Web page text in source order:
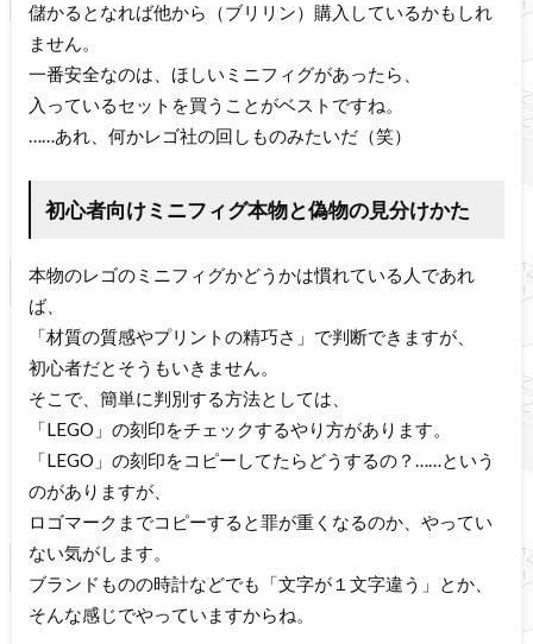
儲かるとなれば他から（ブリリン）購入しているかもしれ
ません。
一番安全なのは、ほしいミニフィグがあったら、
入っているセットを買うことがベストですね。
……あれ、何かレゴ社の回しものみたいだ（笑）
初心者向けミニフィグ本物と偽物の見分けかた
本物のレゴのミニフィグかどうかは慣れている人であれ
ば、
「材質の質感やプリントの精巧さ」で判断できますが、
初心者だとそうもいきません。
そこで、簡単に判別する方法としては、
「LEGO」の刻印をチェックするやり方があります。
「LEGO」の刻印をコピーしてたらどうするの？……という
のがありますが、
ロゴマークまでコピーすると罪が重くなるのか、やってい
ない気がします。
ブランドものの時計などでも「文字が１文字違う」とか、
そんな感じでやっていますからね。